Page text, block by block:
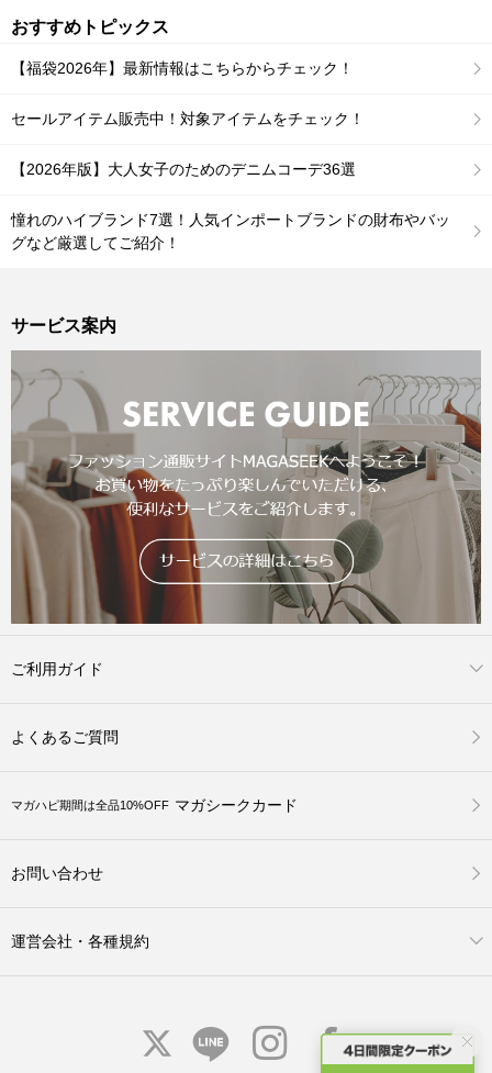
おすすめトピックス
【福袋2026年】最新情報はこちらからチェック！
セールアイテム販売中！対象アイテムをチェック！
【2026年版】大人女子のためのデニムコーデ36選
憧れのハイブランド7選！人気インポートブランドの財布やバッ
グなど厳選してご紹介！
サービス案内
ご利用ガイド
よくあるご質問
マガハピ期間は全品10%OFF マガシークカード
お問い合わせ
運営会社・各種規約